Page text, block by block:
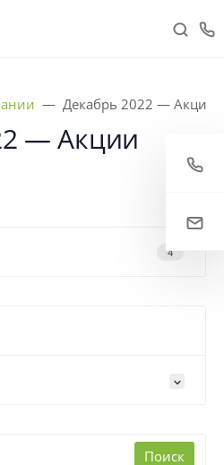
Декабрь 2022 — Акции
— Акции
4
Поиск